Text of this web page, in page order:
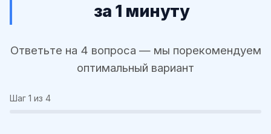
за 1 минуту
Ответьте на 4 вопроса — мы порекомендуем
оптимальный вариант
Шаг 1 из 4